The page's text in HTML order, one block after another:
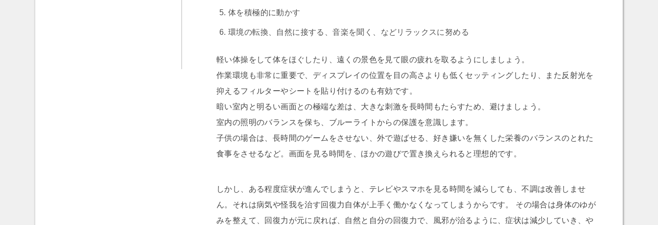
体を積極的に動かす
環境の転換、自然に接する、音楽を聞く、などリラックスに努める
軽い体操をして体をほぐしたり、遠くの景色を見て眼の疲れを取るようにしましょう。
作業環境も非常に重要で、ディスプレイの位置を目の高さよりも低くセッティングしたり、また反射光を
抑えるフィルターやシートを貼り付けるのも有効です。
暗い室内と明るい画面との極端な差は、大きな刺激を長時間もたらすため、避けましょう。
室内の照明のバランスを保ち、ブルーライトからの保護を意識します。
子供の場合は、長時間のゲームをさせない、外で遊ばせる、好き嫌いを無くした栄養のバランスのとれた
食事をさせるなど。画面を見る時間を、ほかの遊びで置き換えられると理想的です。
しかし、ある程度症状が進んでしまうと、テレビやスマホを見る時間を減らしても、不調は改善しませ
ん。それは病気や怪我を治す回復力自体が上手く働かなくなってしまうからです。 その場合は身体のゆが
みを整えて、回復力が元に戻れば、自然と自分の回復力で、風邪が治るように、症状は減少していき、や